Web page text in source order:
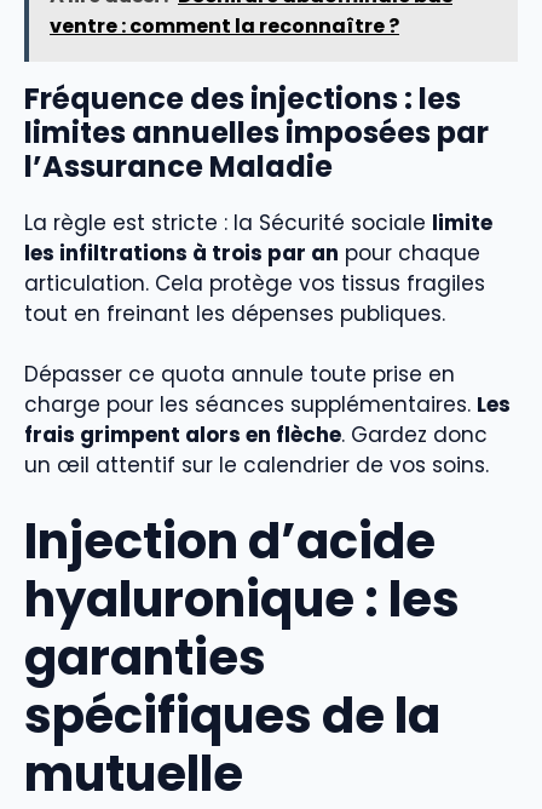
ventre : comment la reconnaître ?
Fréquence des injections : les
limites annuelles imposées par
l’Assurance Maladie
La règle est stricte : la Sécurité sociale limite
les infiltrations à trois par an pour chaque
articulation. Cela protège vos tissus fragiles
tout en freinant les dépenses publiques.
Dépasser ce quota annule toute prise en
charge pour les séances supplémentaires. Les
frais grimpent alors en flèche. Gardez donc
un œil attentif sur le calendrier de vos soins.
Injection d’acide
hyaluronique : les
garanties
spécifiques de la
mutuelle